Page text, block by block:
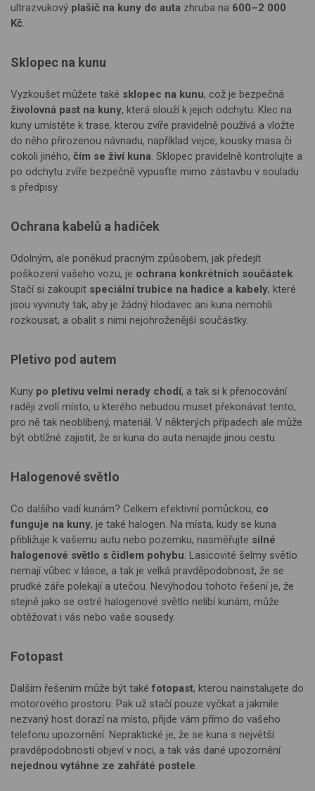
ultrazvukový plašič na kuny do auta zhruba na 600–2 000
Kč.
Sklopec na kunu
Vyzkoušet můžete také sklopec na kunu, což je bezpečná
živolovná past na kuny, která slouží k jejich odchytu. Klec na
kuny umístěte k trase, kterou zvíře pravidelně používá a vložte
do něho přirozenou návnadu, například vejce, kousky masa či
cokoli jiného, čím se živí kuna. Sklopec pravidelně kontrolujte a
po odchytu zvíře bezpečně vypusťte mimo zástavbu v souladu
s předpisy.
Ochrana kabelů a hadiček
Odolným, ale poněkud pracným způsobem, jak předejít
poškození vašeho vozu, je ochrana konkrétních součástek.
Stačí si zakoupit speciální trubice na hadice a kabely, které
jsou vyvinuty tak, aby je žádný hlodavec ani kuna nemohli
rozkousat, a obalit s nimi nejohroženější součástky.
Pletivo pod autem
Kuny po pletivu velmi nerady chodí, a tak si k přenocování
raději zvolí místo, u kterého nebudou muset překonávat tento,
pro ně tak neoblíbený, materiál. V některých případech ale může
být obtížné zajistit, že si kuna do auta nenajde jinou cestu.
Halogenové světlo
Co dalšího vadí kunám? Celkem efektivní pomůckou, co
funguje na kuny, je také halogen. Na místa, kudy se kuna
přibližuje k vašemu autu nebo pozemku, nasměřujte silné
halogenové světlo s čidlem pohybu. Lasicovité šelmy světlo
nemají vůbec v lásce, a tak je velká pravděpodobnost, že se
prudké záře polekají a utečou. Nevýhodou tohoto řešení je, že
stejně jako se ostré halogenové světlo nelíbí kunám, může
obtěžovat i vás nebo vaše sousedy.
Fotopast
Dalším řešením může být také fotopast, kterou nainstalujete do
motorového prostoru. Pak už stačí pouze vyčkat a jakmile
nezvaný host dorazí na místo, přijde vám přímo do vašeho
telefonu upozornění. Nepraktické je, že se kuna s největší
pravděpodobností objeví v noci, a tak vás dané upozornění
nejednou vytáhne ze zahřáté postele.